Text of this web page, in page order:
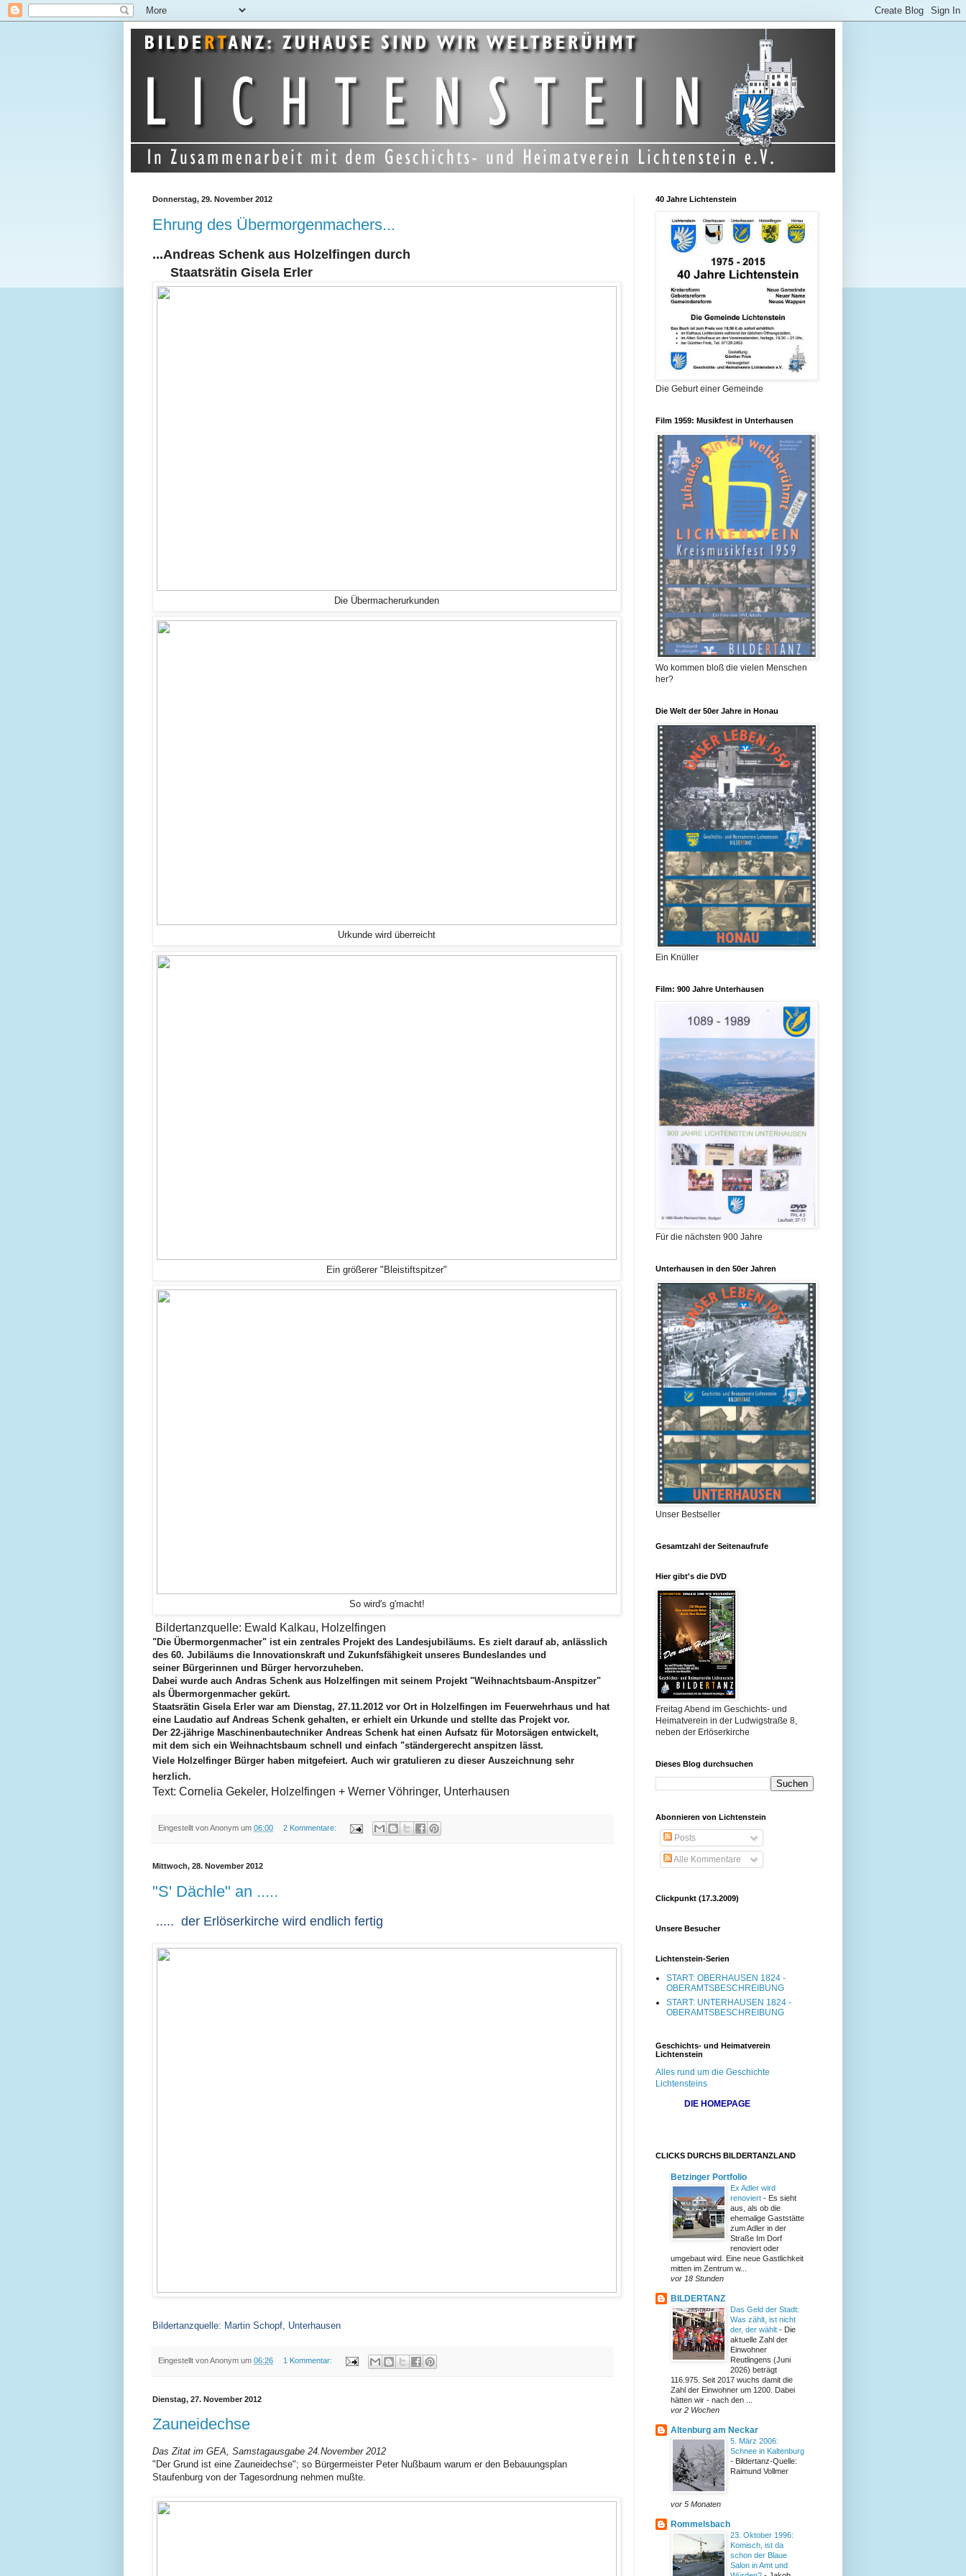
Donnerstag, 29. November 2012
Ehrung des Übermorgenmachers...
...Andreas Schenk aus Holzelfingen durch
Staatsrätin Gisela Erler
Die Übermacherurkunden
Urkunde wird überreicht
Ein größerer "Bleistiftspitzer"
So wird's g'macht!
Bildertanzquelle: Ewald Kalkau, Holzelfingen
"Die Übermorgenmacher" ist ein zentrales Projekt des Landesjubiläums. Es zielt darauf ab, anlässlich
des 60. Jubiläums die Innovationskraft und Zukunfsfähigkeit unseres Bundeslandes und
seiner Bürgerinnen und Bürger hervorzuheben.
Dabei wurde auch Andras Schenk aus Holzelfingen mit seinem Projekt "Weihnachtsbaum-Anspitzer"
als Übermorgenmacher gekürt.
Staatsrätin Gisela Erler war am Dienstag, 27.11.2012 vor Ort in Holzelfingen im Feuerwehrhaus und hat
eine Laudatio auf Andreas Schenk gehalten, er erhielt ein Urkunde und stellte das Projekt vor.
Der 22-jährige Maschinenbautechniker Andreas Schenk hat einen Aufsatz für Motorsägen entwickelt,
mit dem sich ein Weihnachtsbaum schnell und einfach "ständergerecht anspitzen lässt.
Viele Holzelfinger Bürger haben mitgefeiert. Auch wir gratulieren zu dieser Auszeichnung sehr
herzlich.
Text: Cornelia Gekeler, Holzelfingen + Werner Vöhringer, Unterhausen
Eingestellt vonAnonym um 06:00 2 Kommentare:
Mittwoch, 28. November 2012
"S' Dächle" an .....
..... der Erlöserkirche wird endlich fertig
Bildertanzquelle: Martin Schopf, Unterhausen
Eingestellt vonAnonym um 06:26 1 Kommentar:
Dienstag, 27. November 2012
Zauneidechse
Das Zitat im GEA, Samstagausgabe 24.November 2012
"Der Grund ist eine Zauneidechse"; so Bürgermeister Peter Nußbaum warum er den Bebauungsplan
Staufenburg von der Tagesordnung nehmen mußte.
40 Jahre Lichtenstein
Die Geburt einer Gemeinde
Film 1959: Musikfest in Unterhausen
Wo kommen bloß die vielen Menschen
her?
Die Welt der 50er Jahre in Honau
Ein Knüller
Film: 900 Jahre Unterhausen
Für die nächsten 900 Jahre
Unterhausen in den 50er Jahren
Unser Bestseller
Gesamtzahl der Seitenaufrufe
Hier gibt's die DVD
Freitag Abend im Geschichts- und
Heimatverein in der Ludwigstraße 8,
neben der Erlöserkirche
Dieses Blog durchsuchen
Abonnieren von Lichtenstein
Posts
Alle Kommentare
Clickpunkt (17.3.2009)
Unsere Besucher
Lichtenstein-Serien
START: OBERHAUSEN 1824 -
OBERAMTSBESCHREIBUNG
START: UNTERHAUSEN 1824 -
OBERAMTSBESCHREIBUNG
Geschichts- und Heimatverein
Lichtenstein
Alles rund um die Geschichte
Lichtensteins
DIE HOMEPAGE
CLICKS DURCHS BILDERTANZLAND
Betzinger Portfolio
Ex Adler wird
renoviert - Es sieht
aus, als ob die
ehemalige Gaststätte
zum Adler in der
Straße Im Dorf
renoviert oder
umgebaut wird. Eine neue Gastlichkeit
mitten im Zentrum w...
vor 18 Stunden
BILDERTANZ
Das Geld der Stadt:
Was zählt, ist nicht
der, der wählt - Die
aktuelle Zahl der
Einwohner
Reutlingens (Juni
2026) beträgt
116.975. Seit 2017 wuchs damit die
Zahl der Einwohner um 1200. Dabei
hätten wir - nach den ...
vor 2 Wochen
Altenburg am Neckar
5. März 2006:
Schnee in Kaltenburg
- Bildertanz-Quelle:
Raimund Vollmer
vor 5 Monaten
Rommelsbach
23. Oktober 1996:
Komisch, ist da
schon der Blaue
Salon in Amt und